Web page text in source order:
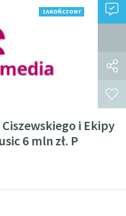
ZAKOŃCZONY
i Ekipy
6 mln zł. P